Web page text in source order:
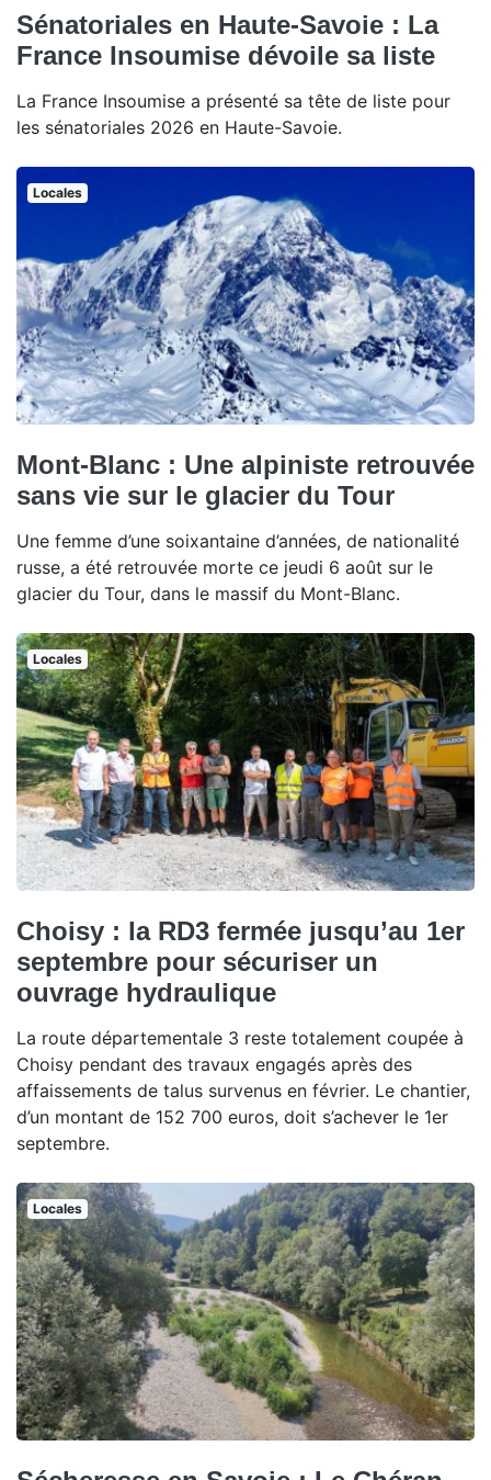
Sénatoriales en Haute-Savoie : La
France Insoumise dévoile sa liste
La France Insoumise a présenté sa tête de liste pour
les sénatoriales 2026 en Haute-Savoie.
Locales
Mont-Blanc : Une alpiniste retrouvée
sans vie sur le glacier du Tour
Une femme d’une soixantaine d’années, de nationalité
russe, a été retrouvée morte ce jeudi 6 août sur le
glacier du Tour, dans le massif du Mont-Blanc.
Locales
Choisy : la RD3 fermée jusqu’au 1er
septembre pour sécuriser un
ouvrage hydraulique
La route départementale 3 reste totalement coupée à
Choisy pendant des travaux engagés après des
affaissements de talus survenus en février. Le chantier,
d’un montant de 152 700 euros, doit s’achever le 1er
septembre.
Locales